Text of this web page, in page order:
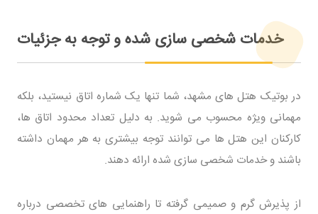
خدمات شخصی سازی شده و توجه به جزئیات
در بوتیک هتل های مشهد، شما تنها یک شماره اتاق نیستید، بلکه
مهمانی ویژه محسوب می شوید. به دلیل تعداد محدود اتاق ها،
کارکنان این هتل ها می توانند توجه بیشتری به هر مهمان داشته
باشند و خدمات شخصی سازی شده ارائه دهند.
از پذیرش گرم و صمیمی گرفته تا راهنمایی های تخصصی درباره